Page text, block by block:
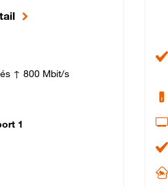
↑ 800 Mbit/s
1